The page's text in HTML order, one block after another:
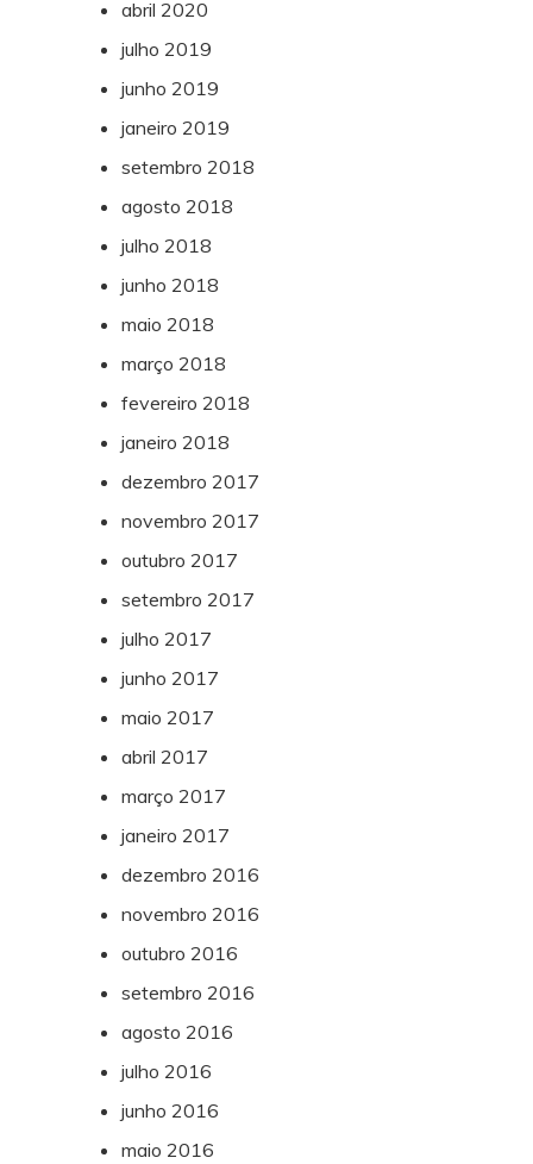
abril 2020
julho 2019
junho 2019
janeiro 2019
setembro 2018
agosto 2018
julho 2018
junho 2018
maio 2018
março 2018
fevereiro 2018
janeiro 2018
dezembro 2017
novembro 2017
outubro 2017
setembro 2017
julho 2017
junho 2017
maio 2017
abril 2017
março 2017
janeiro 2017
dezembro 2016
novembro 2016
outubro 2016
setembro 2016
agosto 2016
julho 2016
junho 2016
maio 2016